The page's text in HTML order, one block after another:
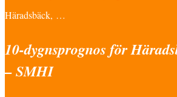
Häradsbäck, …
10-dygnsprognos för
– SMHI